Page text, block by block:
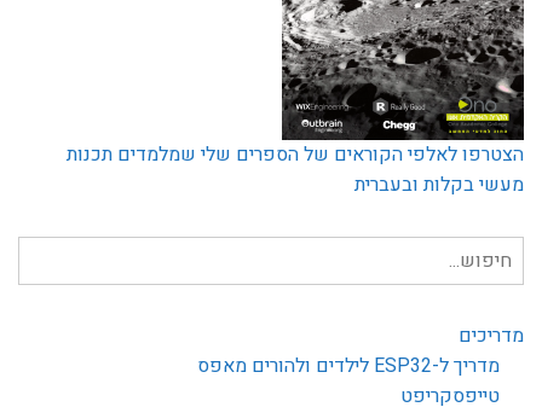
הצטרפו לאלפי הקוראים של הספרים שלי שמלמדים תכנות
מעשי בקלות ובעברית
חיפוש
עבור:
מדריכים
מדריך ל-ESP32 לילדים ולהורים מאפס
טייפסקריפט